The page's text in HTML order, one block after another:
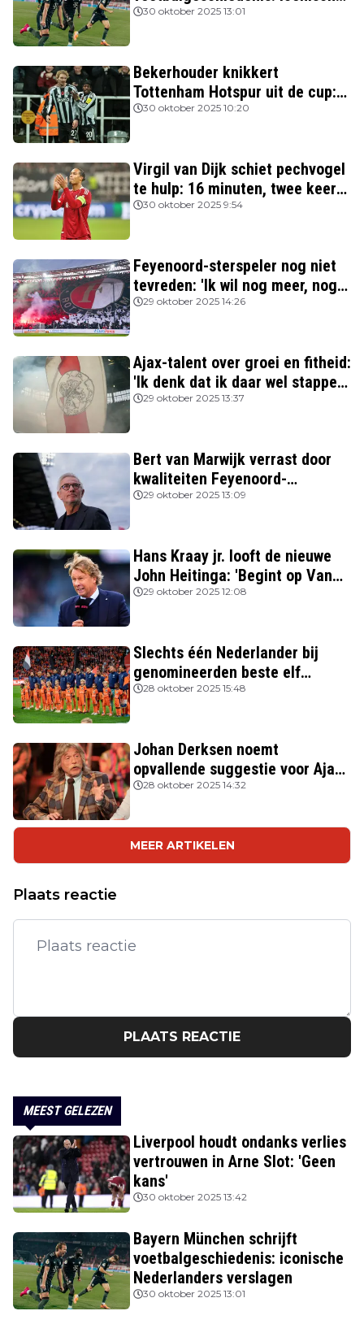
Nederlanders verslagen
30 oktober 2025 13:01
Bekerhouder knikkert
Tottenham Hotspur uit de cup:
drie van de vier topclubs nog in
30 oktober 2025 10:20
Virgil van Dijk schiet pechvogel
te hulp: 16 minuten, twee keer
rood
30 oktober 2025 9:54
Feyenoord-sterspeler nog niet
tevreden: 'Ik wil nog meer, nog
beter spelen'
29 oktober 2025 14:26
Ajax-talent over groei en fitheid:
'Ik denk dat ik daar wel stappen
in heb gezet'
29 oktober 2025 13:37
Bert van Marwijk verrast door
kwaliteiten Feyenoord-
aanvoerder: 'Niemand zag
29 oktober 2025 13:09
Hans Kraay jr. looft de nieuwe
John Heitinga: 'Begint op Van
Gaal te lijken'
29 oktober 2025 12:08
Slechts één Nederlander bij
genomineerden beste elf
FIFPRO
28 oktober 2025 15:48
Johan Derksen noemt
opvallende suggestie voor Ajax:
'Wacht op hem als opvolger van
28 oktober 2025 14:32
MEER ARTIKELEN
Plaats reactie
PLAATS REACTIE
MEEST GELEZEN
Liverpool houdt ondanks verlies
vertrouwen in Arne Slot: 'Geen
kans'
30 oktober 2025 13:42
Bayern München schrijft
voetbalgeschiedenis: iconische
Nederlanders verslagen
30 oktober 2025 13:01